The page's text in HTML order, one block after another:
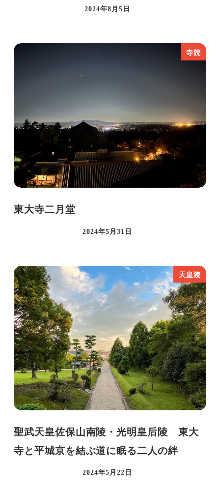
投稿日
2024年8月5日
寺院
東大寺二月堂
投稿日
2024年5月31日
天皇陵
聖武天皇佐保山南陵・光明皇后陵 東大
寺と平城京を結ぶ道に眠る二人の絆
投稿日
2024年5月22日